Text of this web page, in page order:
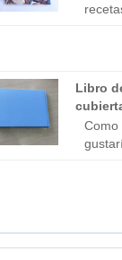
Libro
Como
alta
usted.